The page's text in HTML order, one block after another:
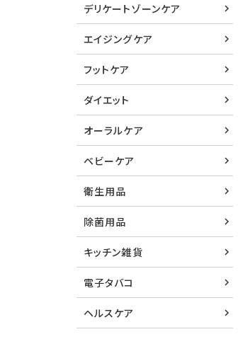
デリケートゾーンケア
エイジングケア
フットケア
ダイエット
オーラルケア
ベビーケア
衛生用品
除菌用品
キッチン雑貨
電子タバコ
ヘルスケア